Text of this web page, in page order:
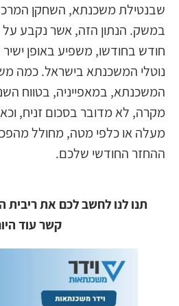
שבנטילת משכנתא, השחקן המרכזי
במשק. הנתון הזה, אשר נקבע על
חודש בחודשו, משפיע באופן ישיר
נוטלי המשכנתא בישראל. כמה
המשכנתא, במאפייניה, בטווח
מקרה, לא מדובר בסכום זניח,
מעלה או כלפי מטה, מחולל
ההחזר החודשי שלכם.
תנו לנו לחשב לכם את ריבית
קשר עוד היום!